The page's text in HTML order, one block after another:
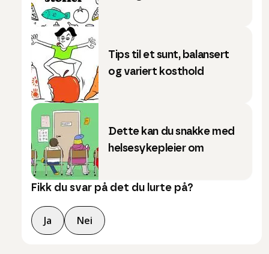
Tips til et sunt, balansert
og variert kosthold
Dette kan du snakke med
helsesykepleier om
Fikk du svar på det du lurte på?
Ja Nei